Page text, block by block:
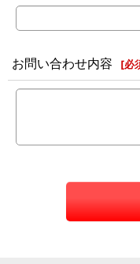
お問い合わせ内容 [必